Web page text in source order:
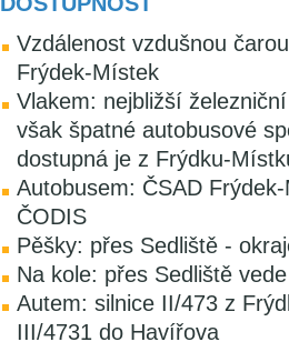
Vzdálenost vzdušnou
Frýdek-Místek
Vlakem: nejbližší
však špatné autobusové
dostupná je z Frýdku-
Autobusem: ČSAD
ČODIS
Pěšky: přes Sedliště -
Na kole: přes Sedliště
Autem: silnice II/473 z
III/4731 do Havířova